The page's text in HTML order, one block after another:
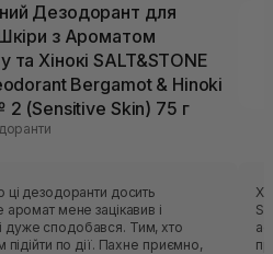
Дезодорант для
з Ароматом
та Хінокі SALT&STONE
Bergamot & Hinoki
2 (Sensitive Skin) 75 г
ці дезодоранти досить
аромат мене зацікавив і
підійти по дії. Пахне приємно,